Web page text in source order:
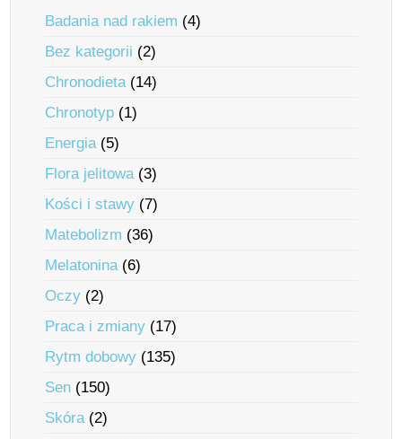
Badania nad rakiem (4)
Bez kategorii (2)
Chronodieta(14)
Chronotyp (1)
Energia(5)
Flora jelitowa(3)
Kości i stawy (7)
Matebolizm (36)
Melatonina(6)
Oczy (2)
Praca i zmiany (17)
Rytm dobowy (135)
Sen (150)
Skóra(2)